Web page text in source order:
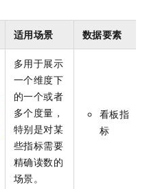
适用场景 数据要素
多用于展示
一个维度下
的一个或者
多个度量，
特别是对某
些指标需要
精确读数的
场景。
看板指
标